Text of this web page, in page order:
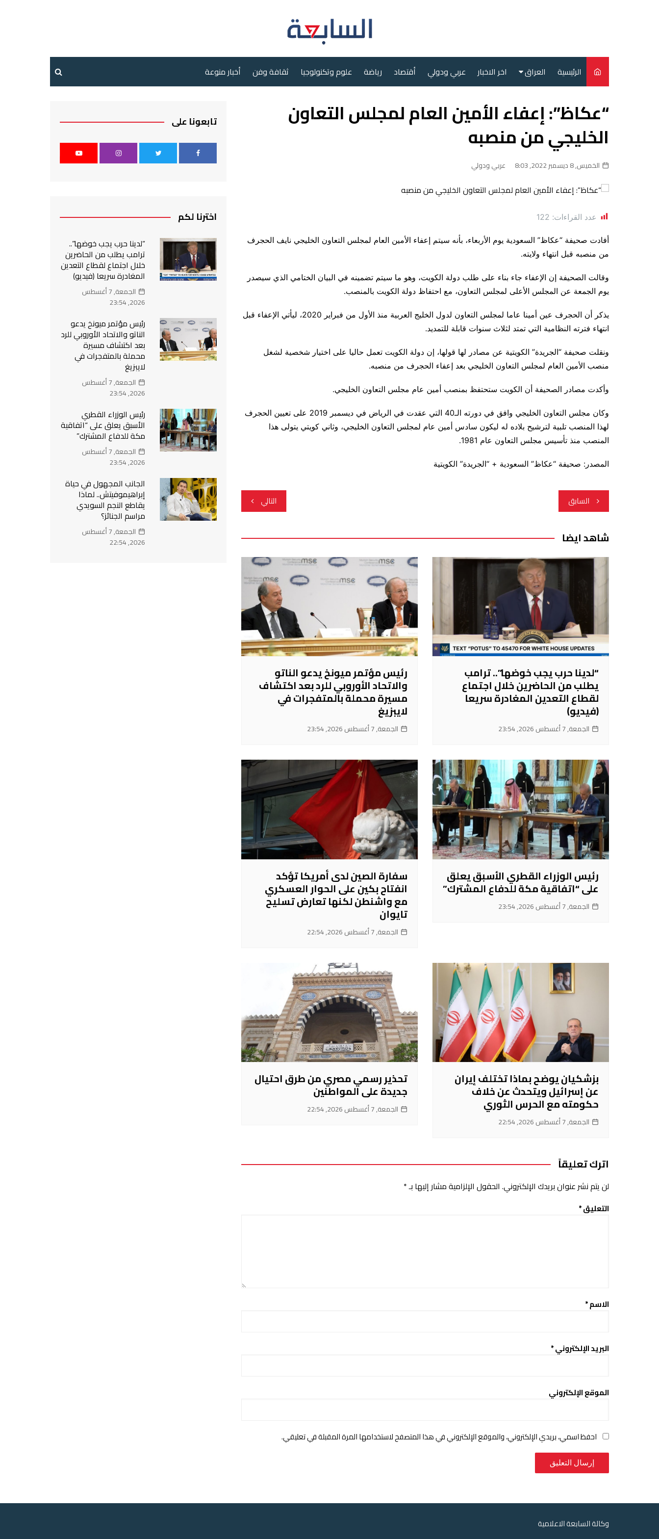
الرئيسية العراق
سياسة
محليات
اخر الاخبار عربي ودولي أقتصاد رياضة علوم وتكنولوجيا ثقافة وفن أخبار منوعة
“عكاظ”: إعفاء الأمين العام لمجلس التعاون
الخليجي من منصبه
الخميس, 8 ديسمبر 2022, 8:03 عربي ودولي
عدد القراءات: 122
أفادت صحيفة “عكاظ” السعودية يوم الأربعاء، بأنه سيتم إعفاء الأمين العام لمجلس التعاون الخليجي نايف الحجرف
من منصبه قبل انتهاء ولايته.
وقالت الصحيفة إن الإعفاء جاء بناء على طلب دولة الكويت، وهو ما سيتم تضمينه في البيان الختامي الذي سيصدر
يوم الجمعة عن المجلس الأعلى لمجلس التعاون، مع احتفاظ دولة الكويت بالمنصب.
يذكر أن الحجرف عين أمينا عاما لمجلس التعاون لدول الخليج العربية منذ الأول من فبراير 2020، ليأتي الإعفاء قبل
انتهاء فترته النظامية التي تمتد لثلاث سنوات قابلة للتمديد.
ونقلت صحيفة “الجريدة” الكويتية عن مصادر لها قولها، إن دولة الكويت تعمل حاليا على اختيار شخصية لشغل
منصب الأمين العام لمجلس التعاون الخليجي بعد إعفاء الحجرف من منصبه.
وأكدت مصادر الصحيفة أن الكويت ستحتفظ بمنصب أمين عام مجلس التعاون الخليجي.
وكان مجلس التعاون الخليجي وافق في دورته الـ40 التي عقدت في الرياض في ديسمبر 2019 على تعيين الحجرف
لهذا المنصب تلبية لترشيح بلاده له ليكون سادس أمين عام لمجلس التعاون الخليجي، وثاني كويتي يتولى هذا
المنصب منذ تأسيس مجلس التعاون عام 1981.
المصدر: صحيفة “عكاظ” السعودية + “الجريدة” الكويتية
تصفّح
المقالات
السابق التالي
شاهد ايضا
“لدينا حرب يجب خوضها”.. ترامب
يطلب من الحاضرين خلال اجتماع
لقطاع التعدين المغادرة سريعا
(فيديو)
الجمعة, 7 أغسطس 2026, 23:54
رئيس مؤتمر ميونخ يدعو الناتو
والاتحاد الأوروبي للرد بعد اكتشاف
مسيرة محملة بالمتفجرات في
لايبزيغ
الجمعة, 7 أغسطس 2026, 23:54
رئيس الوزراء القطري الأسبق يعلق
على “اتفاقية مكة للدفاع المشترك”
الجمعة, 7 أغسطس 2026, 23:54
سفارة الصين لدى أمريكا تؤكد
انفتاح بكين على الحوار العسكري
مع واشنطن لكنها تعارض تسليح
تايوان
الجمعة, 7 أغسطس 2026, 22:54
بزشكيان يوضح بماذا تختلف إيران
عن إسرائيل ويتحدث عن خلاف
حكومته مع الحرس الثوري
الجمعة, 7 أغسطس 2026, 22:54
تحذير رسمي مصري من طرق احتيال
جديدة على المواطنين
الجمعة, 7 أغسطس 2026, 22:54
اترك تعليقاً
لن يتم نشر عنوان بريدك الإلكتروني. الحقول الإلزامية مشار إليها بـ*
التعليق*
الاسم*
البريد الإلكتروني*
الموقع الإلكتروني
احفظ اسمي، بريدي الإلكتروني، والموقع الإلكتروني في هذا المتصفح لاستخدامها المرة المقبلة في تعليقي.
تابعونا على
اخترنا لكم
“لدينا حرب يجب خوضها”..
ترامب يطلب من الحاضرين
خلال اجتماع لقطاع التعدين
المغادرة سريعا (فيديو)
الجمعة, 7 أغسطس
2026, 23:54
رئيس مؤتمر ميونخ يدعو
الناتو والاتحاد الأوروبي للرد
بعد اكتشاف مسيرة
محملة بالمتفجرات في
لايبزيغ
الجمعة, 7 أغسطس
2026, 23:54
رئيس الوزراء القطري
الأسبق يعلق على “اتفاقية
مكة للدفاع المشترك”
الجمعة, 7 أغسطس
2026, 23:54
الجانب المجهول في حياة
إبراهيموفيتش.. لماذا
يقاطع النجم السويدي
مراسم الجنائز؟
الجمعة, 7 أغسطس
2026, 22:54
وكالة السابعة الاعلامية